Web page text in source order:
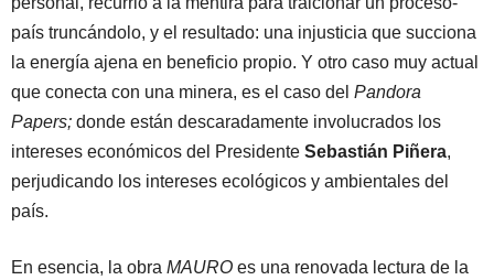
país truncándolo, y el resultado: una injusticia que succiona
la energía ajena en beneficio propio. Y otro caso muy actual
que conecta con una minera, es el caso del Pandora
Papers; donde están descaradamente involucrados los
intereses económicos del Presidente Sebastián Piñera,
perjudicando los intereses ecológicos y ambientales del
país.
En esencia, la obra MAURO es una renovada lectura de la